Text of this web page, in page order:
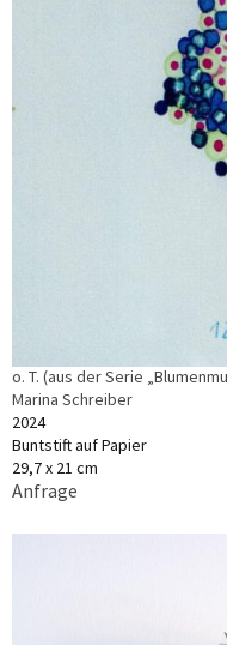
o. T. (aus der Serie
Marina Schreiber
2024
Buntstift auf Papier
29,7 x 21 cm
Anfrage